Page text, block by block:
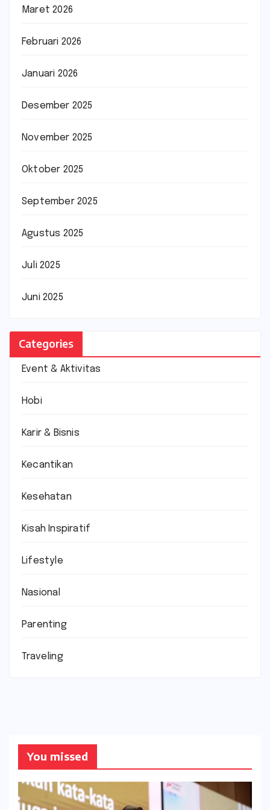
Maret 2026
Februari 2026
Januari 2026
Desember 2025
November 2025
Oktober 2025
September 2025
Agustus 2025
Juli 2025
Juni 2025
Categories
Event & Aktivitas
Hobi
Karir & Bisnis
Kecantikan
Kesehatan
Kisah Inspiratif
Lifestyle
Nasional
Parenting
Traveling
You missed